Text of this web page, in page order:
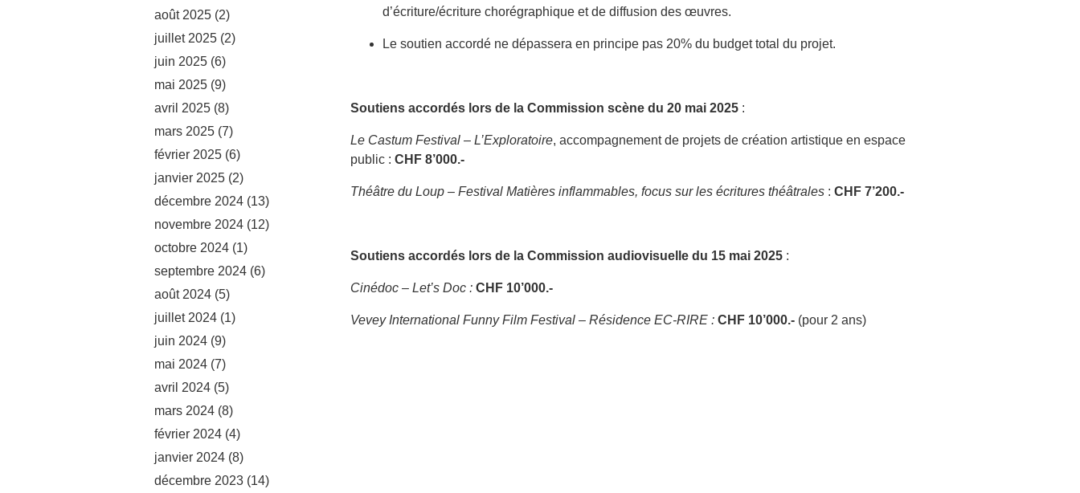
août 2025 (2)
juillet 2025 (2)
juin 2025 (6)
mai 2025 (9)
avril 2025 (8)
mars 2025 (7)
février 2025 (6)
janvier 2025 (2)
décembre 2024 (13)
novembre 2024 (12)
octobre 2024 (1)
septembre 2024 (6)
août 2024 (5)
juillet 2024 (1)
juin 2024 (9)
mai 2024 (7)
avril 2024 (5)
mars 2024 (8)
février 2024 (4)
janvier 2024 (8)
décembre 2023 (14)
d’écriture/écriture chorégraphique et de diffusion des œuvres.
Le soutien accordé ne dépassera en principe pas 20% du budget total du projet.
Soutiens accordés lors de la Commission scène du 20 mai 2025:
Le Castum Festival – L’Exploratoire, accompagnement de projets de création artistique en espace
public : CHF 8’000.-
Théâtre du Loup– Festival Matières inflammables, focus sur les écritures théâtrales : CHF 7’200.-
Soutiens accordés lors de laCommission audiovisuelle du 15 mai 2025:
Cinédoc – Let’s Doc : CHF 10’000.-
Vevey International Funny Film Festival – Résidence EC-RIRE : CHF 10’000.-(pour 2 ans)